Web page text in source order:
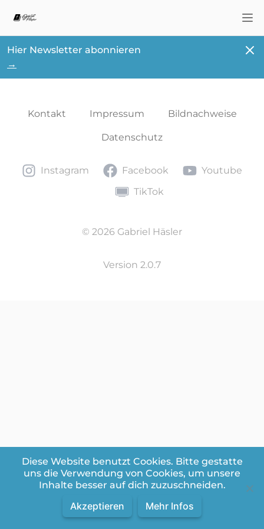
Hier Newsletter abonnieren
→
Kontakt Impressum Bildnachweise
Datenschutz
Instagram
Instagram Facebook
Facebook YoutubeYoutube
TikTokTikTok
© 2026 Gabriel Häsler
Version 2.0.7
Diese Website benutzt Cookies. Bitte gestatte
uns die Verwendung von Cookies, um unsere
Inhalte besser auf dich zuzuschneiden.
Akzeptieren Mehr Infos